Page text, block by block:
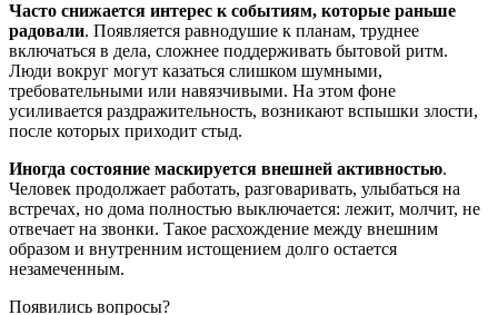
Часто снижается интерес к событиям, которые раньше
радовали. Появляется равнодушие к планам, труднее
включаться в дела, сложнее поддерживать бытовой ритм.
Люди вокруг могут казаться слишком шумными,
требовательными или навязчивыми. На этом фоне
усиливается раздражительность, возникают вспышки злости,
после которых приходит стыд.
Иногда состояние маскируется внешней активностью.
Человек продолжает работать, разговаривать, улыбаться на
встречах, но дома полностью выключается: лежит, молчит, не
отвечает на звонки. Такое расхождение между внешним
образом и внутренним истощением долго остается
незамеченным.
Появились вопросы?